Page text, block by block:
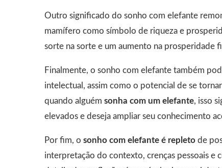
Outro significado do sonho com elefante
mamífero como símbolo de riqueza e
sorte na sorte e um aumento na prosperidade
Finalmente, o sonho com elefante também
intelectual, assim como o potencial de se
quando alguém sonha com um elefante, isso
elevados e deseja ampliar seu conhecimento
Por fim, o sonho com elefante é repleto de
interpretação do contexto, crenças pessoais e